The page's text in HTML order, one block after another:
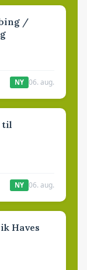
/
NY 06. aug.
til
NY 06. aug.
Haves